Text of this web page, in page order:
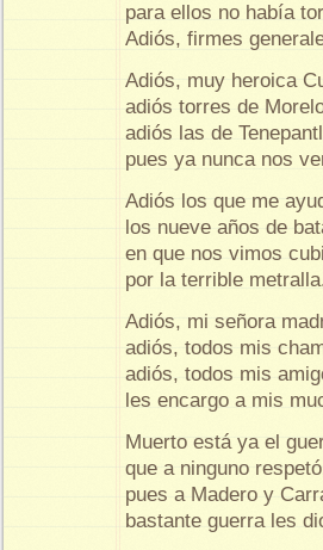
para ellos no había
Adiós, firmes
Adiós, muy heroica
adiós torres de
adiós las de
pues ya nunca nos
Adiós los que me
los nueve años de
en que nos vimos
por la terrible
Adiós, mi señora
adiós, todos mis
adiós, todos mis
les encargo a mis
Muerto está ya el
que a ninguno
pues a Madero y
bastante guerra les